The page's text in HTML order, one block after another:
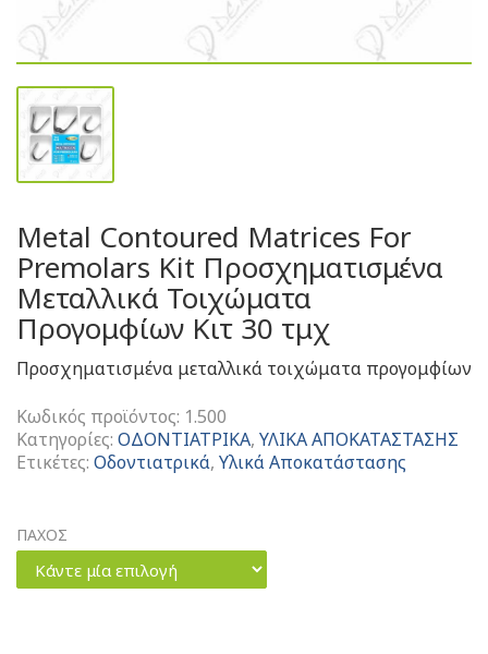
Metal Contoured Matrices For
Premolars Kit Προσχηματισμένα
Μεταλλικά Τοιχώματα
Προγομφίων Κιτ 30 τμχ
Προσχηματισμένα μεταλλικά τοιχώματα προγομφίων
Κωδικός προϊόντος: 1.500
Κατηγορίες: ΟΔΟΝΤΙΑΤΡΙΚΑ, ΥΛΙΚΑ ΑΠΟΚΑΤΑΣΤΑΣΗΣ
Ετικέτες: Οδοντιατρικά, Υλικά Αποκατάστασης
ΠΑΧΟΣ
Κάντε μία επιλογή